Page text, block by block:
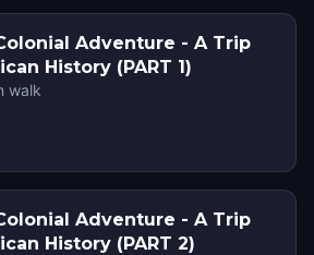
Adventure - A Trip
History (PART 1)
walk
Adventure - A Trip
History (PART 2)